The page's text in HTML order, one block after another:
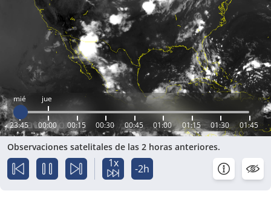
mié jue
23:45 00:00 00:15 00:30 00:45 01:00 01:15 01:30 01:45
Observaciones satelitales de las 2 horas anteriores.
1x -2h